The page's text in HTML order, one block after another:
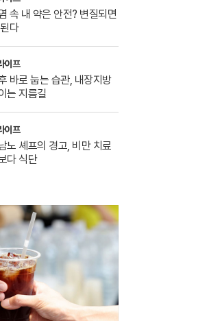
속 내 약은 안전? 변질되면
다
이프
바로 눕는 습관, 내장지방
는 지름길
이프
노 셰프의 경고, 비만 치료
다 식단